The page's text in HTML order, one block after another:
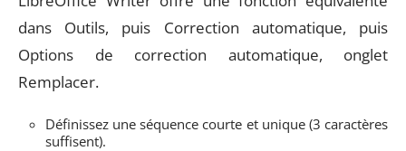
dans Outils, puis Correction automatique, puis
Options de correction automatique, onglet
Remplacer.
Définissez une séquence courte et unique (3 caractères
suffisent).